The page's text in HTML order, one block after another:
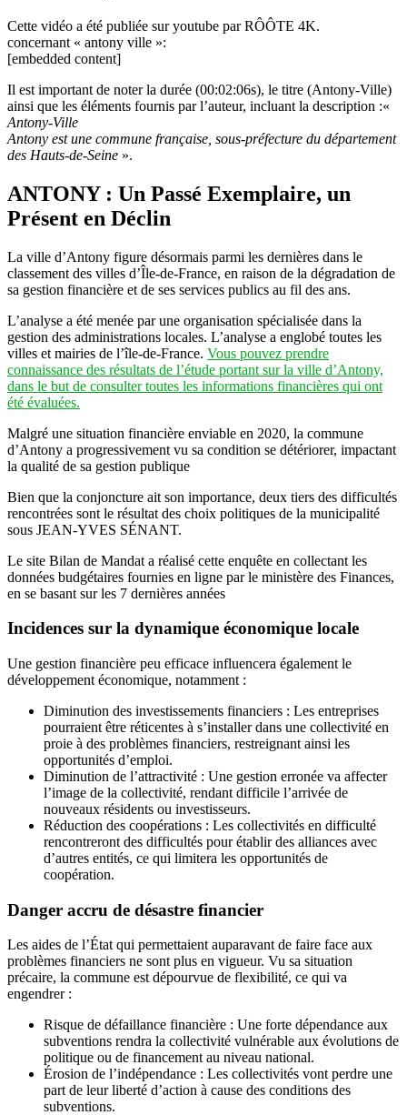
Cette vidéo a été publiée sur youtube par RÔÔTE 4K.
concernant « antony ville »:
[embedded content]
Il est important de noter la durée (00:02:06s), le titre (Antony-Ville)
ainsi que les éléments fournis par l’auteur, incluant la description :«
Antony-Ville
Antony est une commune française, sous-préfecture du département
des Hauts-de-Seine ».
ANTONY : Un Passé Exemplaire, un
Présent en Déclin
La ville d’Antony figure désormais parmi les dernières dans le
classement des villes d’Île-de-France, en raison de la dégradation de
sa gestion financière et de ses services publics au fil des ans.
L’analyse a été menée par une organisation spécialisée dans la
gestion des administrations locales. L’analyse a englobé toutes les
villes et mairies de l’île-de-France. Vous pouvez prendre
connaissance des résultats de l’étude portant sur la ville d’Antony,
dans le but de consulter toutes les informations financières qui ont
été évaluées.
Malgré une situation financière enviable en 2020, la commune
d’Antony a progressivement vu sa condition se détériorer, impactant
la qualité de sa gestion publique
Bien que la conjoncture ait son importance, deux tiers des difficultés
rencontrées sont le résultat des choix politiques de la municipalité
sous JEAN-YVES SÉNANT.
Le site Bilan de Mandat a réalisé cette enquête en collectant les
données budgétaires fournies en ligne par le ministère des Finances,
en se basant sur les 7 dernières années
Incidences sur la dynamique économique locale
Une gestion financière peu efficace influencera également le
développement économique, notamment :
Diminution des investissements financiers : Les entreprises
pourraient être réticentes à s’installer dans une collectivité en
proie à des problèmes financiers, restreignant ainsi les
opportunités d’emploi.
Diminution de l’attractivité : Une gestion erronée va affecter
l’image de la collectivité, rendant difficile l’arrivée de
nouveaux résidents ou investisseurs.
Réduction des coopérations : Les collectivités en difficulté
rencontreront des difficultés pour établir des alliances avec
d’autres entités, ce qui limitera les opportunités de
coopération.
Danger accru de désastre financier
Les aides de l’État qui permettaient auparavant de faire face aux
problèmes financiers ne sont plus en vigueur. Vu sa situation
précaire, la commune est dépourvue de flexibilité, ce qui va
engendrer :
Risque de défaillance financière : Une forte dépendance aux
subventions rendra la collectivité vulnérable aux évolutions de
politique ou de financement au niveau national.
Érosion de l’indépendance : Les collectivités vont perdre une
part de leur liberté d’action à cause des conditions des
subventions.